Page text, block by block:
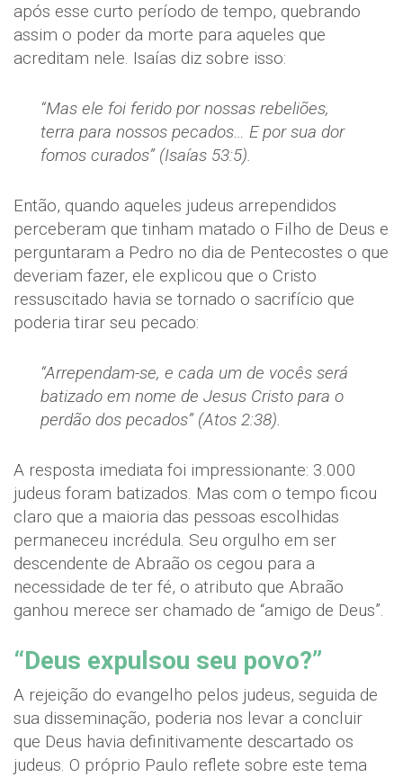
após esse curto período de tempo, quebrando
assim o poder da morte para aqueles que
acreditam nele. Isaías diz sobre isso:
“Mas ele foi ferido por nossas rebeliões,
terra para nossos pecados… E por sua dor
fomos curados” (Isaías 53:5).
Então, quando aqueles judeus arrependidos
perceberam que tinham matado o Filho de Deus e
perguntaram a Pedro no dia de Pentecostes o que
deveriam fazer, ele explicou que o Cristo
ressuscitado havia se tornado o sacrifício que
poderia tirar seu pecado:
“Arrependam-se, e cada um de vocês será
batizado em nome de Jesus Cristo para o
perdão dos pecados” (Atos 2:38).
A resposta imediata foi impressionante: 3.000
judeus foram batizados. Mas com o tempo ficou
claro que a maioria das pessoas escolhidas
permaneceu incrédula. Seu orgulho em ser
descendente de Abraão os cegou para a
necessidade de ter fé, o atributo que Abraão
ganhou merece ser chamado de “amigo de Deus”.
“Deus expulsou seu povo?”
A rejeição do evangelho pelos judeus, seguida de
sua disseminação, poderia nos levar a concluir
que Deus havia definitivamente descartado os
judeus. O próprio Paulo reflete sobre este tema